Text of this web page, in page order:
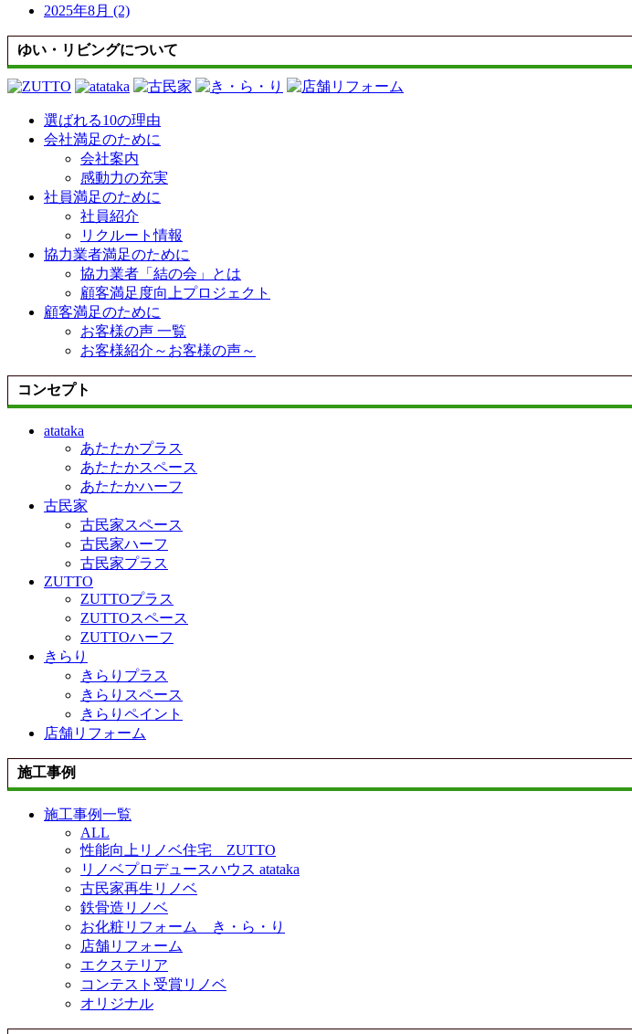
2025年8月 (2)
ゆい・リビングについて
選ばれる10の理由
会社満足のために
会社案内
感動力の充実
社員満足のために
社員紹介
リクルート情報
協力業者満足のために
協力業者「結の会」とは
顧客満足度向上プロジェクト
顧客満足のために
お客様の声 一覧
お客様紹介～お客様の声～
コンセプト
atataka
あたたかプラス
あたたかスペース
あたたかハーフ
古民家
古民家スペース
古民家ハーフ
古民家プラス
ZUTTO
ZUTTOプラス
ZUTTOスペース
ZUTTOハーフ
きらり
きらりプラス
きらりスペース
きらりペイント
店舗リフォーム
施工事例
施工事例一覧
ALL
性能向上リノベ住宅 ZUTTO
リノベプロデュースハウス atataka
古民家再生リノベ
鉄骨造リノベ
お化粧リフォーム き・ら・り
店舗リフォーム
エクステリア
コンテスト受賞リノベ
オリジナル